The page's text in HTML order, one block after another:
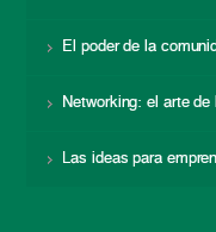
El poder de la
Networking: el arte de
Las ideas para